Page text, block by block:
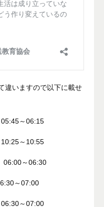
違いますので以下に載せ
～06:15
～10:55
06:00～06:30
～07:00
～07:00